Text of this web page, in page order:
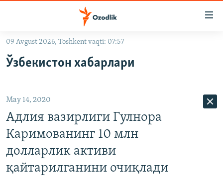
Асосий
Қидиришга
ўтинг
OZODLIK SURISHTIRUVLARI
На русском
ИЖТИМОИЙ ТАРМОҚЛАР
09 Avgust 2026, Toshkent vaqti: 07:57
Ўзбекистон хабарлари
May 14, 2020
Адлия вазирлиги Гулнора
Каримованинг 10 млн
долларлик активи
қайтарилганини очиқлади